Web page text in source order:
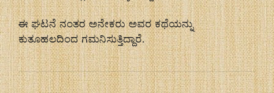
ಈ ಘಟನೆ ನಂತರ ಅನೇಕರು ಅವರ ಕಥೆಯನ್ನು
ಕುತೂಹಲದಿಂದ ಗಮನಿಸುತ್ತಿದ್ದಾರೆ.